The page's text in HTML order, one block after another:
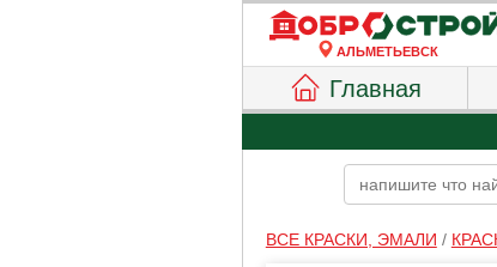
АЛЬМЕТЬЕВСК
Главная
ВСЕ КРАСКИ, ЭМАЛИ /